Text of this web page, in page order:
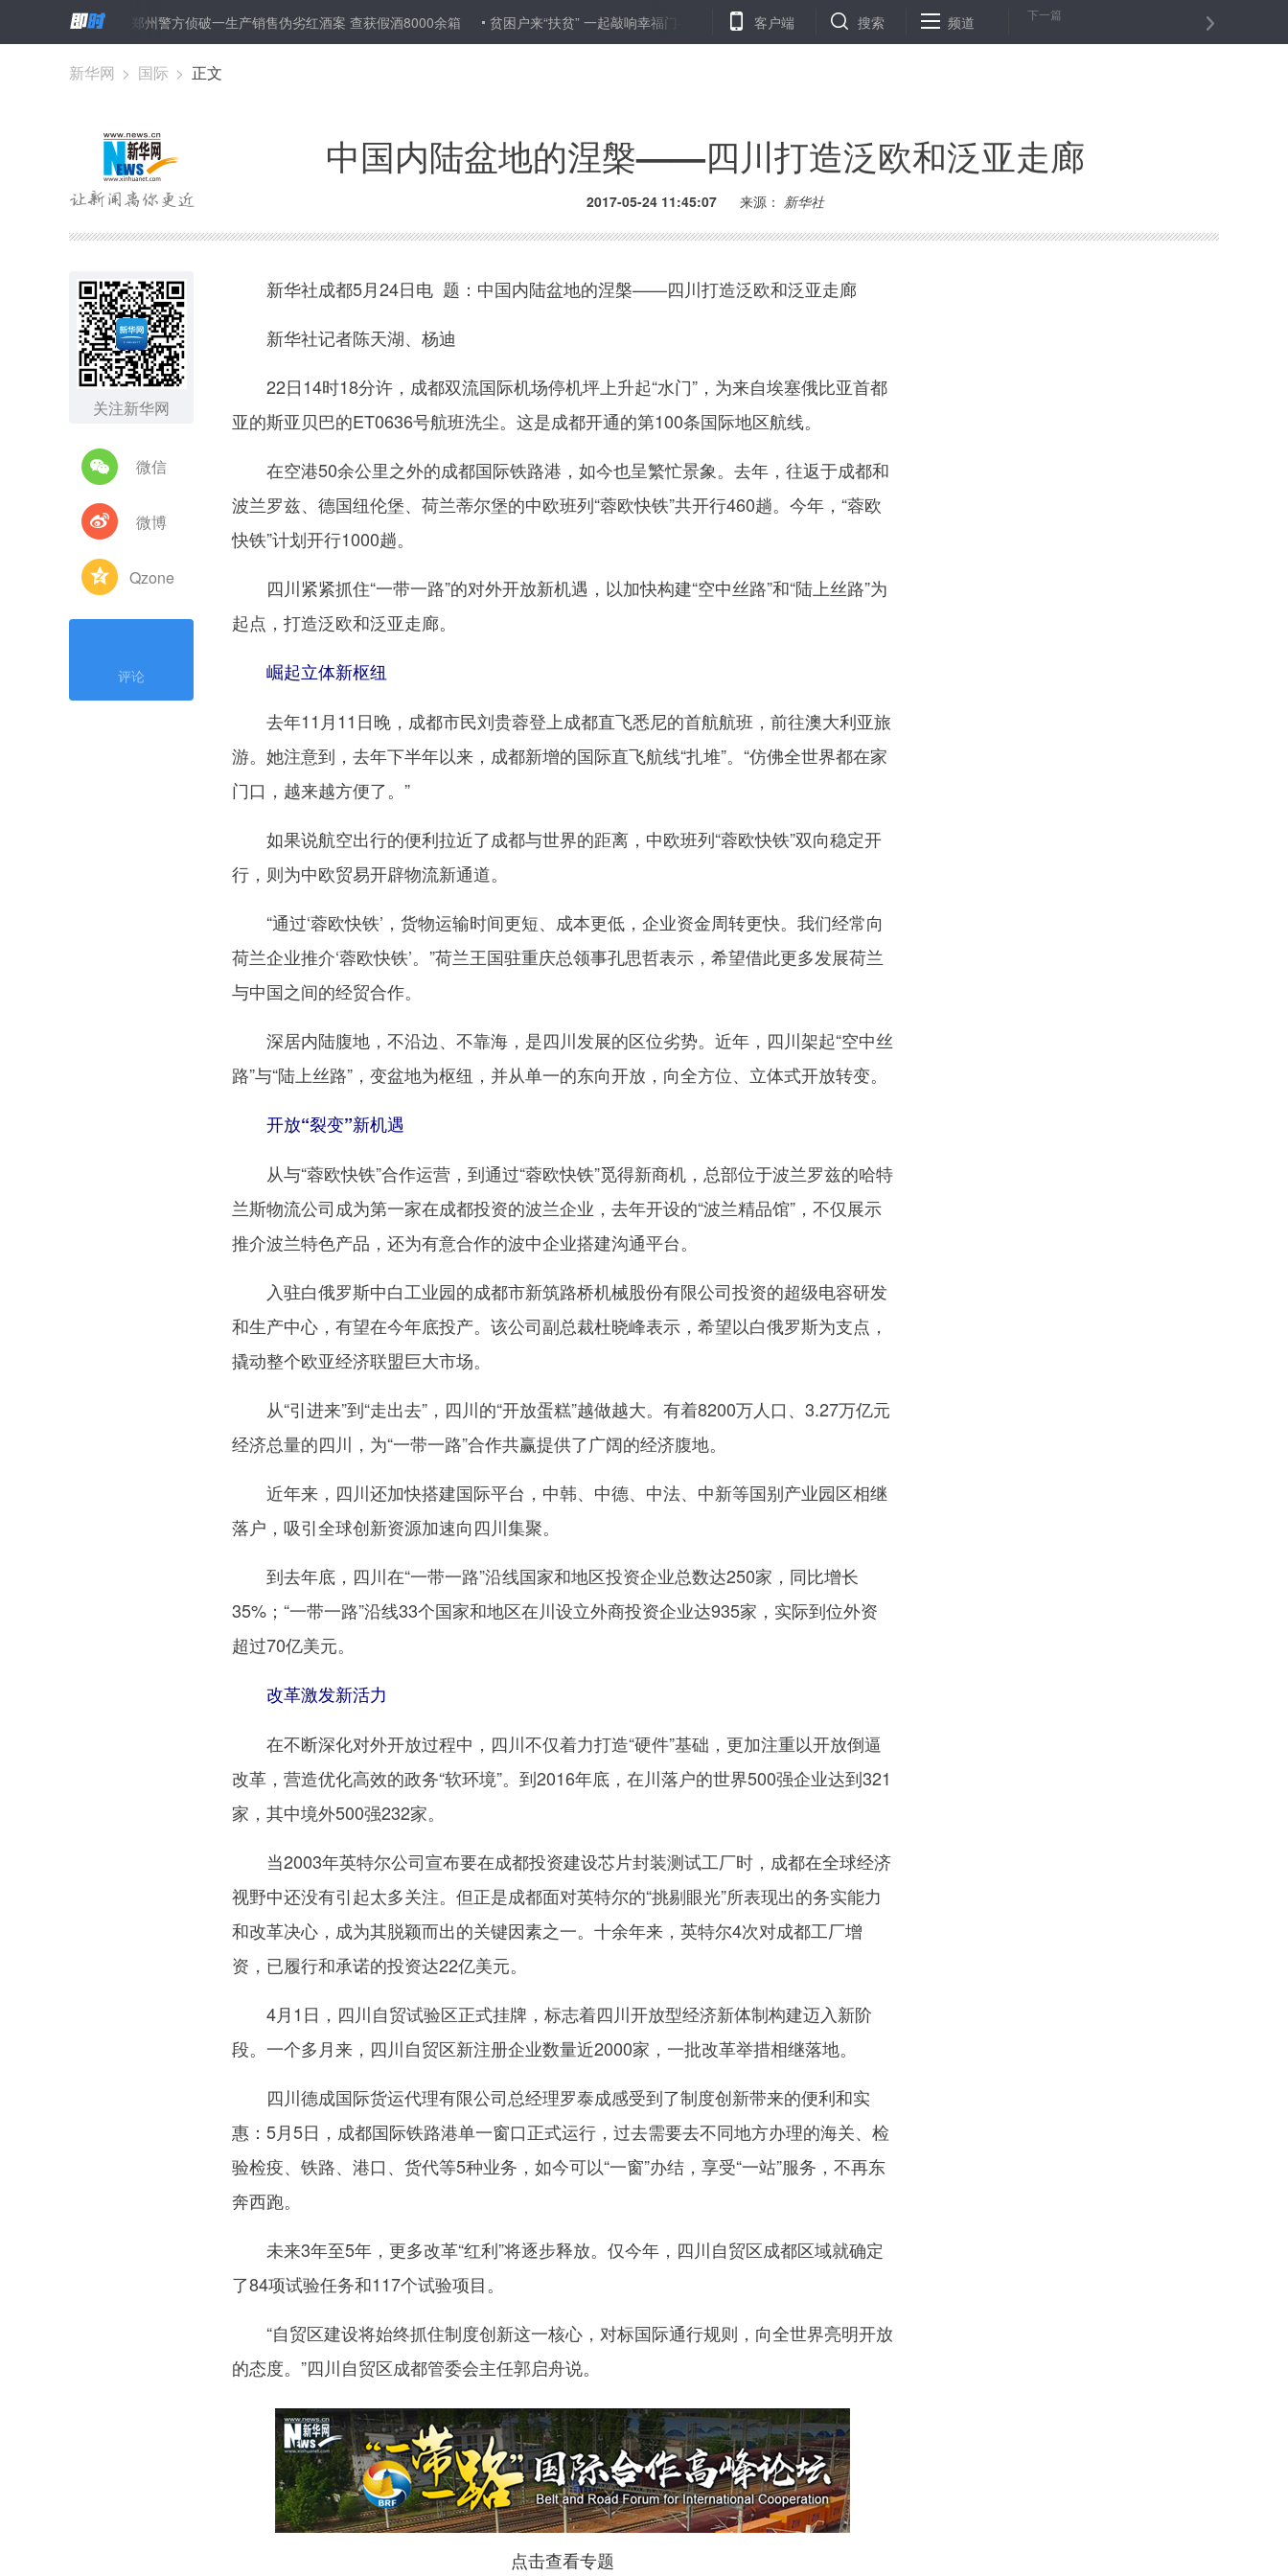
郑州警方侦破一生产销售伪劣红酒案 查获假酒8000余箱 贫困户来“扶贫” 一起敲响幸福门——山东临淄以公益岗位推动贫困户就业“互助” 河南4类结核病患者门诊看病费用将可报销 最高可报3.5万元
客户端 搜索 频道 下一篇
新华网 > 国际 > 正文
中国内陆盆地的涅槃——四川打造泛欧和泛亚走廊
2017-05-24 11:45:07 来源： 新华社
关注新华网
微信
微博
Qzone
评论
新华社成都5月24日电 题：中国内陆盆地的涅槃——四川打造泛欧和泛亚走廊
新华社记者陈天湖、杨迪
22日14时18分许，成都双流国际机场停机坪上升起“水门”，为来自埃塞俄比亚首都
亚的斯亚贝巴的ET0636号航班洗尘。这是成都开通的第100条国际地区航线。
在空港50余公里之外的成都国际铁路港，如今也呈繁忙景象。去年，往返于成都和
波兰罗兹、德国纽伦堡、荷兰蒂尔堡的中欧班列“蓉欧快铁”共开行460趟。今年，“蓉欧
快铁”计划开行1000趟。
四川紧紧抓住“一带一路”的对外开放新机遇，以加快构建“空中丝路”和“陆上丝路”为
起点，打造泛欧和泛亚走廊。
崛起立体新枢纽
去年11月11日晚，成都市民刘贵蓉登上成都直飞悉尼的首航航班，前往澳大利亚旅
游。她注意到，去年下半年以来，成都新增的国际直飞航线“扎堆”。“仿佛全世界都在家
门口，越来越方便了。”
如果说航空出行的便利拉近了成都与世界的距离，中欧班列“蓉欧快铁”双向稳定开
行，则为中欧贸易开辟物流新通道。
“通过‘蓉欧快铁’，货物运输时间更短、成本更低，企业资金周转更快。我们经常向
荷兰企业推介‘蓉欧快铁’。”荷兰王国驻重庆总领事孔思哲表示，希望借此更多发展荷兰
与中国之间的经贸合作。
深居内陆腹地，不沿边、不靠海，是四川发展的区位劣势。近年，四川架起“空中丝
路”与“陆上丝路”，变盆地为枢纽，并从单一的东向开放，向全方位、立体式开放转变。
开放“裂变”新机遇
从与“蓉欧快铁”合作运营，到通过“蓉欧快铁”觅得新商机，总部位于波兰罗兹的哈特
兰斯物流公司成为第一家在成都投资的波兰企业，去年开设的“波兰精品馆”，不仅展示
推介波兰特色产品，还为有意合作的波中企业搭建沟通平台。
入驻白俄罗斯中白工业园的成都市新筑路桥机械股份有限公司投资的超级电容研发
和生产中心，有望在今年底投产。该公司副总裁杜晓峰表示，希望以白俄罗斯为支点，
撬动整个欧亚经济联盟巨大市场。
从“引进来”到“走出去”，四川的“开放蛋糕”越做越大。有着8200万人口、3.27万亿元
经济总量的四川，为“一带一路”合作共赢提供了广阔的经济腹地。
近年来，四川还加快搭建国际平台，中韩、中德、中法、中新等国别产业园区相继
落户，吸引全球创新资源加速向四川集聚。
到去年底，四川在“一带一路”沿线国家和地区投资企业总数达250家，同比增长
35%；“一带一路”沿线33个国家和地区在川设立外商投资企业达935家，实际到位外资
超过70亿美元。
改革激发新活力
在不断深化对外开放过程中，四川不仅着力打造“硬件”基础，更加注重以开放倒逼
改革，营造优化高效的政务“软环境”。到2016年底，在川落户的世界500强企业达到321
家，其中境外500强232家。
当2003年英特尔公司宣布要在成都投资建设芯片封装测试工厂时，成都在全球经济
视野中还没有引起太多关注。但正是成都面对英特尔的“挑剔眼光”所表现出的务实能力
和改革决心，成为其脱颖而出的关键因素之一。十余年来，英特尔4次对成都工厂增
资，已履行和承诺的投资达22亿美元。
4月1日，四川自贸试验区正式挂牌，标志着四川开放型经济新体制构建迈入新阶
段。一个多月来，四川自贸区新注册企业数量近2000家，一批改革举措相继落地。
四川德成国际货运代理有限公司总经理罗泰成感受到了制度创新带来的便利和实
惠：5月5日，成都国际铁路港单一窗口正式运行，过去需要去不同地方办理的海关、检
验检疫、铁路、港口、货代等5种业务，如今可以“一窗”办结，享受“一站”服务，不再东
奔西跑。
未来3年至5年，更多改革“红利”将逐步释放。仅今年，四川自贸区成都区域就确定
了84项试验任务和117个试验项目。
“自贸区建设将始终抓住制度创新这一核心，对标国际通行规则，向全世界亮明开放
的态度。”四川自贸区成都管委会主任郭启舟说。
点击查看专题